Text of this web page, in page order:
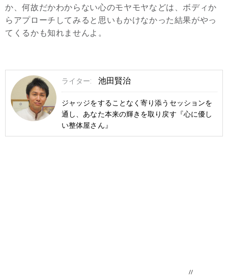
か、何故だかわからない心のモヤモヤなどは、ボディか
らアプローチしてみると思いもかけなかった結果がやっ
てくるかも知れませんよ。
ライター: 池田賢治
ジャッジをすることなく寄り添うセッションを
通し、あなた本来の輝きを取り戻す『心に優し
い整体屋さん』
//